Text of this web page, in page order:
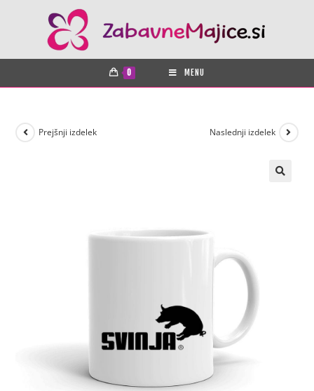
0 MENU
Prejšnji izdelek Naslednji izdelek